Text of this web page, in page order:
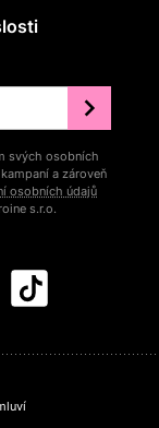
svých osobních
a zároveň
osobních údajů
s.r.o.